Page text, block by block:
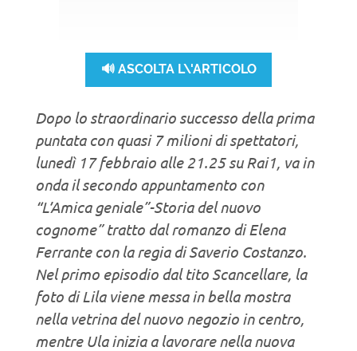
🔊 ASCOLTA L\'ARTICOLO
Dopo lo straordinario successo della prima
puntata con quasi 7 milioni di spettatori,
lunedì 17 febbraio alle 21.25 su Rai1, va in
onda il secondo appuntamento con
“L’Amica geniale”-Storia del nuovo
cognome” tratto dal romanzo di Elena
Ferrante con la regia di Saverio Costanzo.
Nel primo episodio dal tito Scancellare, la
foto di Lila viene messa in bella mostra
nella vetrina del nuovo negozio in centro,
mentre Ula inizia a lavorare nella nuova